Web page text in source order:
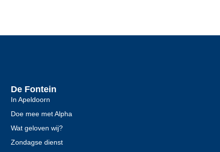
De Fontein
In Apeldoorn
Doe mee met Alpha
Wat geloven wij?
Zondagse dienst